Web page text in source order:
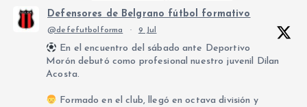
Defensores de Belgrano fútbol formativo
@defefutbolforma · 9 Jul
En el encuentro del sábado ante Deportivo
Morón debutó como profesional nuestro juvenil Dilan
Acosta.
Formado en el club, llegó en octava división y